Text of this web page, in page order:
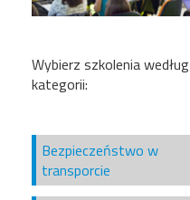
Wybierz szkolenia według
kategorii:
Bezpieczeństwo w
transporcie